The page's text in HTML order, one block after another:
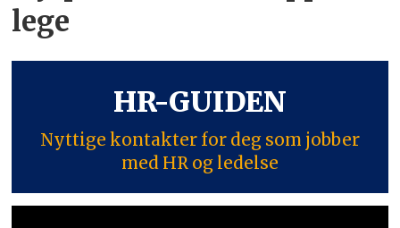
lege
HR-GUIDEN
Nyttige kontakter for deg som jobber
med HR og ledelse